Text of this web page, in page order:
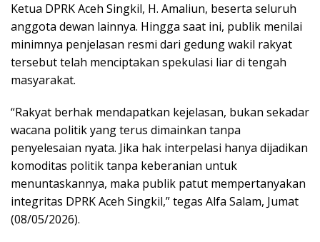
Ketua DPRK Aceh Singkil, H. Amaliun, beserta seluruh
anggota dewan lainnya. Hingga saat ini, publik menilai
minimnya penjelasan resmi dari gedung wakil rakyat
tersebut telah menciptakan spekulasi liar di tengah
masyarakat.
“Rakyat berhak mendapatkan kejelasan, bukan sekadar
wacana politik yang terus dimainkan tanpa
penyelesaian nyata. Jika hak interpelasi hanya dijadikan
komoditas politik tanpa keberanian untuk
menuntaskannya, maka publik patut mempertanyakan
integritas DPRK Aceh Singkil,” tegas Alfa Salam, Jumat
(08/05/2026).